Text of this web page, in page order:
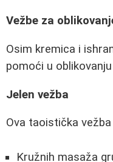
Vežbe za
Osim kremica i
pomoći u
Jelen vežba
Ova taoistička
Kružnih masaža